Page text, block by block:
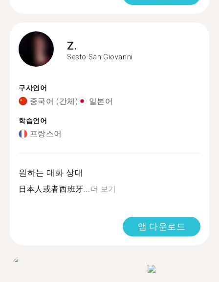
Z.
Sesto San Giovanni
구사언어
중국어 (간체) 일본어
학습언어
프랑스어
원하는 대화 상대
日本人或者西班牙...더 보기
앱 다운로드